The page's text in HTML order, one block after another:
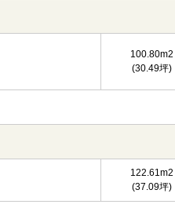
100.80m2
(30.49坪)
122.61m2
(37.09坪)